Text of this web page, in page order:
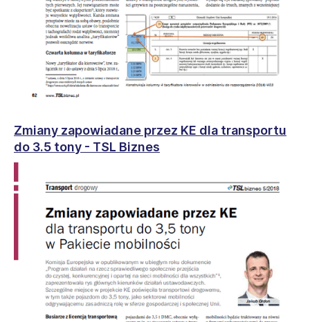
Zmiany zapowiadane przez KE dla transportu
do 3.5 tony - TSL Biznes